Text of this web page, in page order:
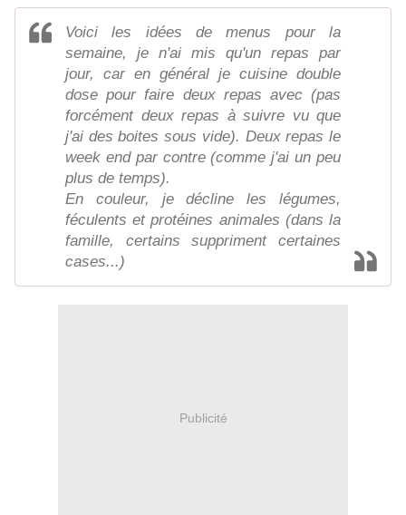
Voici les idées de menus pour la
semaine, je n'ai mis qu'un repas par
jour, car en général je cuisine double
dose pour faire deux repas avec (pas
forcément deux repas à suivre vu que
j'ai des boites sous vide). Deux repas le
week end par contre (comme j'ai un peu
plus de temps).
En couleur, je décline les légumes,
féculents et protéines animales (dans la
famille, certains suppriment certaines
cases...)
Publicité